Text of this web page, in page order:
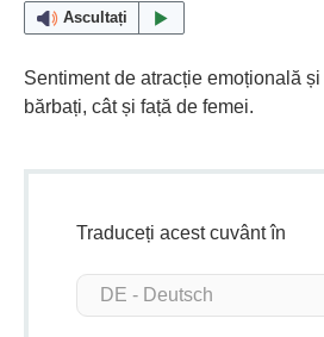
Ascultați
Sentiment de atracție emoțională și
bărbați, cât și față de femei.
Traduceți acest cuvânt în